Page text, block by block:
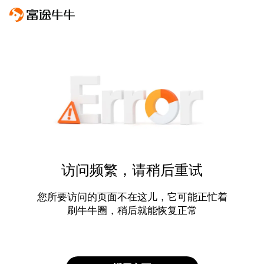
访问频繁，请稍后重试
您所要访问的页面不在这儿，它可能正忙着
刷牛牛圈，稍后就能恢复正常